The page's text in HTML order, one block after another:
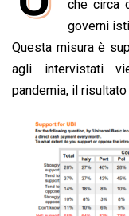
e
o
k
t
s
A
p
p
k
e
d
I
n
che circa
governi
Questa misura è
agli intervistati
pandemia, il risultato